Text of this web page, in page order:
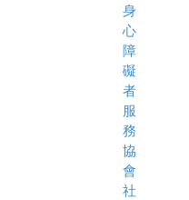
身
心
障
礙
者
服
務
協
會
社